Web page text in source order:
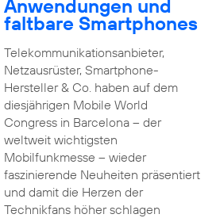
Anwendungen und
faltbare Smartphones
Telekommunikationsanbieter,
Netzausrüster, Smartphone-
Hersteller & Co. haben auf dem
diesjährigen Mobile World
Congress in Barcelona – der
weltweit wichtigsten
Mobilfunkmesse – wieder
faszinierende Neuheiten präsentiert
und damit die Herzen der
Technikfans höher schlagen